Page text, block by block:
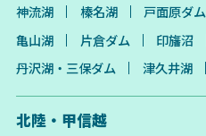
神流湖
榛名湖 戸面原ダム
亀山湖
片倉ダム 印旛沼
丹沢湖・三保ダム
津久井湖
北陸・甲信越